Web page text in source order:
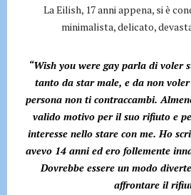
La Eilish, 17 anni appena, si è
minimalista, delicato,
“Wish you were gay parla di voler
tanto da star male, e da non
persona non ti contraccambi.
valido motivo per il suo rifiuto e
interesse nello stare con me. Ho
avevo 14 anni ed ero follemente
Dovrebbe essere un modo
affrontare il